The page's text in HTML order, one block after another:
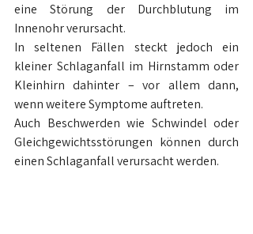
eine Störung der Durchblutung im
Innenohr verursacht.
In seltenen Fällen steckt jedoch ein
kleiner Schlaganfall im Hirnstamm oder
Kleinhirn dahinter – vor allem dann,
wenn weitere Symptome auftreten.
Auch Beschwerden wie Schwindel oder
Gleichgewichtsstörungen können durch
einen Schlaganfall verursacht werden.